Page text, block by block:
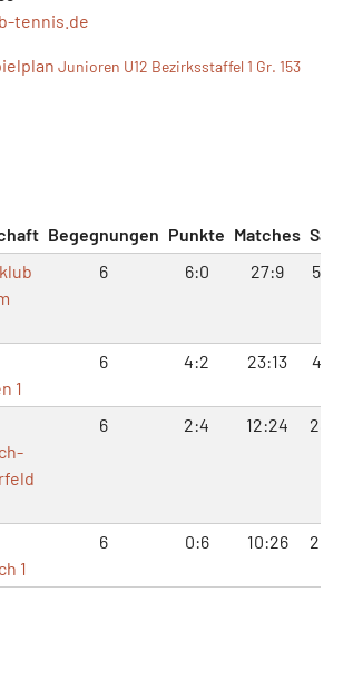
tennis.de
Junioren U12 Bezirksstaffel 1 Gr. 153
Begegnungen Punkte Matches
6 6:0 27:9
1
6 4:2 23:13
6 2:4 12:24
1
6 0:6 10:26